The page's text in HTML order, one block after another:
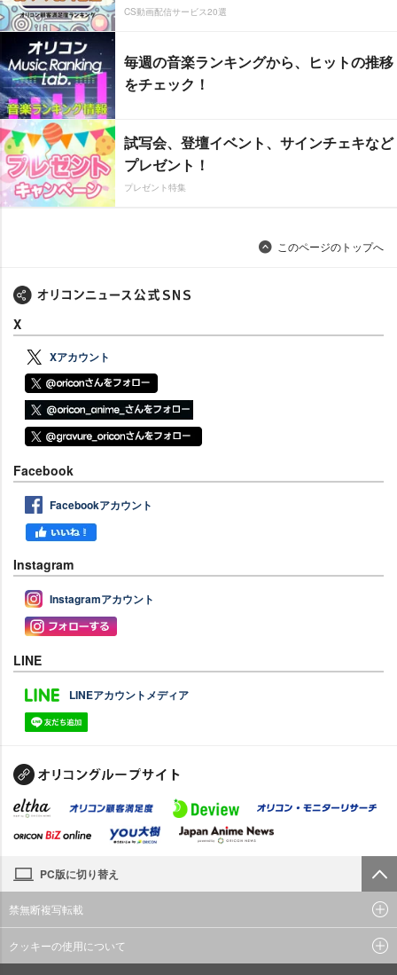
CS動画配信サービス20選
毎週の音楽ランキングから、ヒットの推移
をチェック！
試写会、登壇イベント、サインチェキなど
プレゼント！
プレゼント特集
このページのトップへ
X
Xアカウント
Facebook
Facebookアカウント
Instagram
Instagramアカウント
LINE
LINEアカウントメディア
PC版に切り替え
禁無断複写転載
クッキーの使用について